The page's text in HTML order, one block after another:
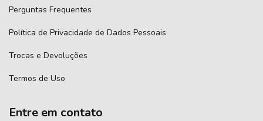
Perguntas Frequentes
Política de Privacidade de Dados Pessoais
Trocas e Devoluções
Termos de Uso
Entre em contato